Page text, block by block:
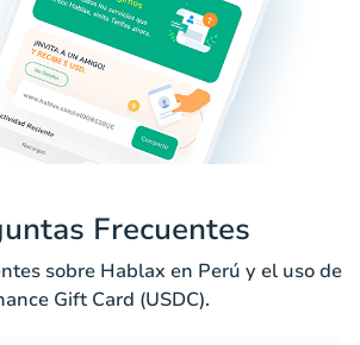
Frecuentes
sobre Hablax en Perú y el uso de
Gift Card (USDC).